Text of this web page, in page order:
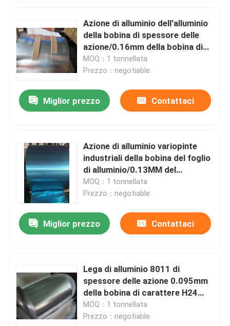
Azione di alluminio dell'alluminio
della bobina di spessore delle
azione/0.16mm della bobina di
rivestimento del mulino
MOQ：1 tonnellata
Prezzo：negotiable
Miglior prezzo Contattaci
Azione di alluminio variopinte
industriali della bobina del foglio
di alluminio/0.13MM del
rivestimento idrofilo
MOQ：1 tonnellata
Prezzo：negotiable
Miglior prezzo Contattaci
Lega di alluminio 8011 di
spessore delle azione 0.095mm
della bobina di carattere H24
nello scambiatore di calore
MOQ：1 tonnellata
Prezzo：negotiable